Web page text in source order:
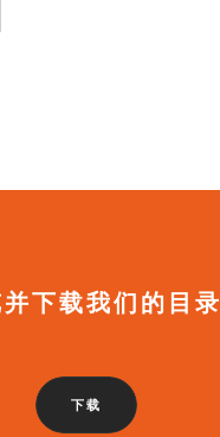
下载我们的目录
下载